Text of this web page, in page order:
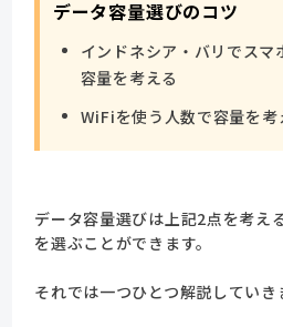
データ容量選びのコツ
インドネシア・バリでスマ
容量を考える
WiFiを使う人数で容量を考
データ容量選びは上記2点を考え
を選ぶことができます。
それでは一つひとつ解説していき